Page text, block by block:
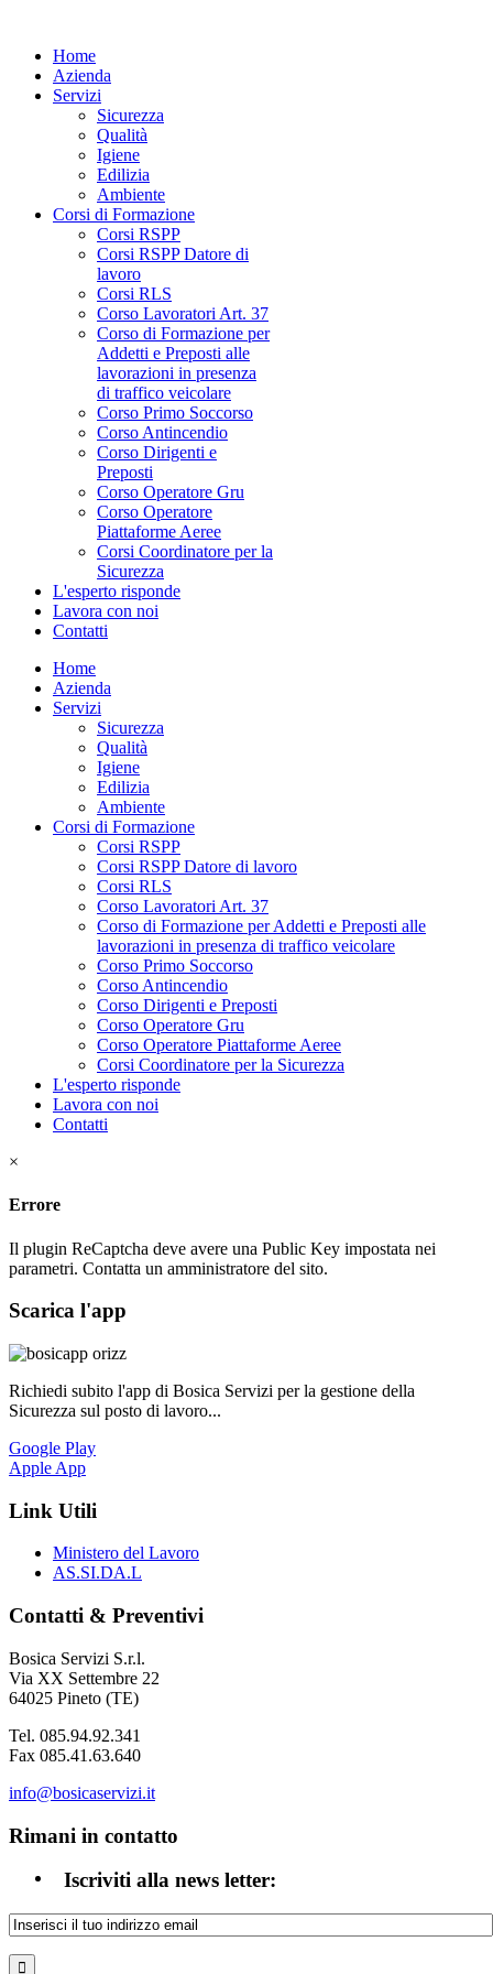
Home
Azienda
Servizi
Sicurezza
Qualità
Igiene
Edilizia
Ambiente
Corsi di Formazione
Corsi RSPP
Corsi RSPP Datore di
lavoro
Corsi RLS
Corso Lavoratori Art. 37
Corso di Formazione per
Addetti e Preposti alle
lavorazioni in presenza
di traffico veicolare
Corso Primo Soccorso
Corso Antincendio
Corso Dirigenti e
Preposti
Corso Operatore Gru
Corso Operatore
Piattaforme Aeree
Corsi Coordinatore per la
Sicurezza
L'esperto risponde
Lavora con noi
Contatti
Home
Azienda
Servizi
Sicurezza
Qualità
Igiene
Edilizia
Ambiente
Corsi di Formazione
Corsi RSPP
Corsi RSPP Datore di lavoro
Corsi RLS
Corso Lavoratori Art. 37
Corso di Formazione per Addetti e Preposti alle
lavorazioni in presenza di traffico veicolare
Corso Primo Soccorso
Corso Antincendio
Corso Dirigenti e Preposti
Corso Operatore Gru
Corso Operatore Piattaforme Aeree
Corsi Coordinatore per la Sicurezza
L'esperto risponde
Lavora con noi
Contatti
×
Errore
Il plugin ReCaptcha deve avere una Public Key impostata nei
parametri. Contatta un amministratore del sito.
Scarica l'app
Richiedi subito l'app di Bosica Servizi per la gestione della
Sicurezza sul posto di lavoro...
Google Play
Apple App
Link Utili
Ministero del Lavoro
AS.SI.DA.L
Contatti & Preventivi
Bosica Servizi S.r.l.
Via XX Settembre 22
64025 Pineto (TE)
Tel. 085.94.92.341
Fax 085.41.63.640
info@bosicaservizi.it
Rimani in contatto
Iscriviti alla news letter: